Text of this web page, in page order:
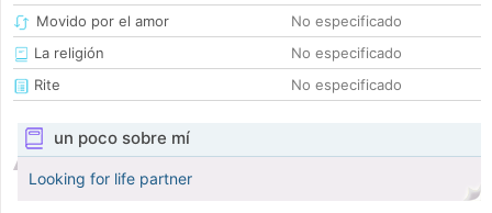
Movido por el amor
No especificado
La religión
No especificado
Rite
No especificado
un poco sobre mí
Looking for life partner